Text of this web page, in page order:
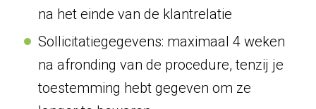
na het einde van de klantrelatie
Sollicitatiegegevens: maximaal 4 weken
na afronding van de procedure, tenzij je
toestemming hebt gegeven om ze